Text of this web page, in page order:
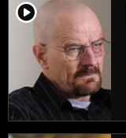
player2